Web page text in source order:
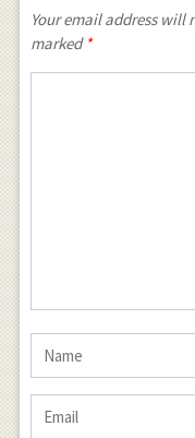
Your email address will
marked *